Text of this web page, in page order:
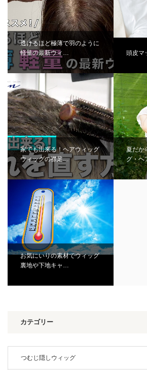
透けるほど極薄で羽のように
軽量の最新ウィ…
頭皮マ
家でも出来る！ヘアウィッグ
ウィッグの襟足…
夏だか
グ・ヘ
お気にいりの素材でウィッグ
裏地や下地キャ…
カテゴリー
つむじ隠しウィッグ